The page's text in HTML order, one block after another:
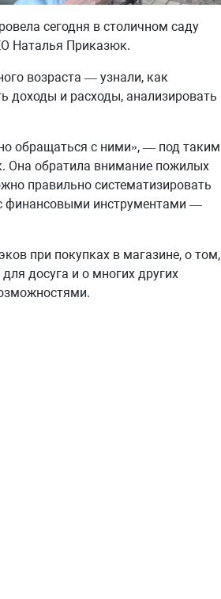
сегодня в столичном саду
Наталья Приказюк.
возраста — узнали, как
доходы и расходы, анализировать
обращаться с ними», — под таким
Она обратила внимание пожилых
правильно систематизировать
финансовыми инструментами —
при покупках в магазине, о том,
досуга и о многих других